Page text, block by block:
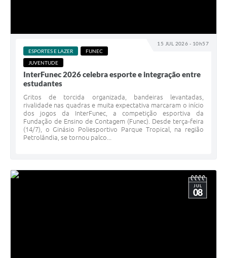
15 JUL 2026 - 10h57
ESPORTES E LAZER
FUNEC
JUVENTUDE
InterFunec 2026 celebra esporte e integração entre
estudantes
Gritos de torcida organizada, bandeiras levantadas,
rivalidade nas quadras e muita expectativa marcaram o início
dos jogos da InterFunec, a competição esportiva da
Fundação de Ensino de Contagem (Funec). Desde terça-feira
(14/7), o Ginásio Poliesportivo Parque Tropical, na região
Petrolândia, se tornou palco...
JUL
08